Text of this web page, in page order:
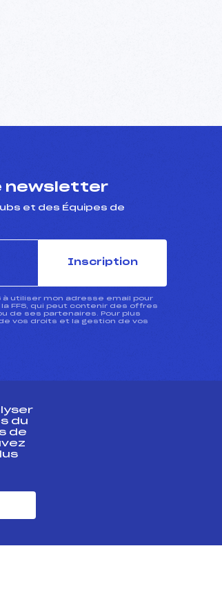
newsletter
et des Équipes de
Inscription
à utiliser mon adresse email pour
FFS, qui peut contenir des offres
de ses partenaires. Pour plus
vos droits et la gestion de vos
du
de